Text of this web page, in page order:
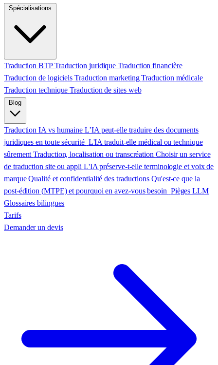
Traduction BTP Traduction juridique Traduction financière
Traduction de logiciels Traduction marketing Traduction médicale
Traduction technique Traduction de sites web
Traduction IA vs humaine L’IA peut-elle traduire des documents
juridiques en toute sécurité L'IA traduit-elle médical ou technique
sûrementTraduction, localisation ou transcréation Choisir un service
de traduction site ou appli L'IA préserve-t-elle terminologie et voix de
marqueQualité et confidentialité des traductions Qu'est-ce que la
post-édition (MTPE) et pourquoi en avez-vous besoin Pièges LLM
Glossaires bilingues
Tarifs
Demander un devis